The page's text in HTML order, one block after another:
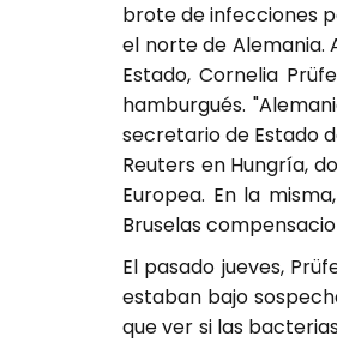
brote de infecciones
el norte de Alemania.
Estado, Cornelia
hamburgués.
secretario de Estado
Reuters en Hungría,
Europea. En la
Bruselas
El pasado jueves,
estaban bajo
que ver si las